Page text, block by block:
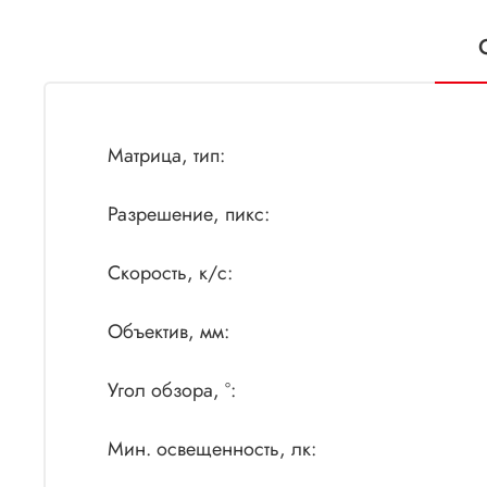
Матрица, тип:
Разрешение, пикс:
Скорость, к/с:
Объектив, мм:
Угол обзора, °:
Мин. освещенность, лк: